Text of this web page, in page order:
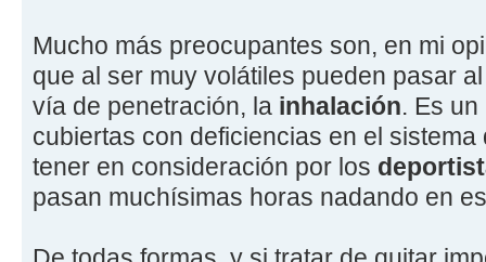
Mucho más preocupantes son, en mi
que al ser muy volátiles pueden pasar
vía de penetración, la inhalación. Es
cubiertas con deficiencias en el
tener en consideración por los
pasan muchísimas horas nadando en